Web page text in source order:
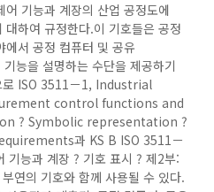
어 기능과 계장의 산업 공정도에
대하여 규정한다.이 기호들은 공정
에서 공정 컴퓨터 및 공유
능을 설명하는 수단을 제공하기
로 ISO 3511－1, Industrial
control functions and
? Symbolic representation ?
과 KS B ISO 3511－
기능과 계장 ? 기호 표시 ? 제2부:
연의 기호와 함께 사용될 수 있다.